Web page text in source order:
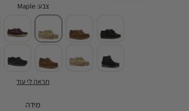
צבע: Maple
תראה לי עוד
מידה